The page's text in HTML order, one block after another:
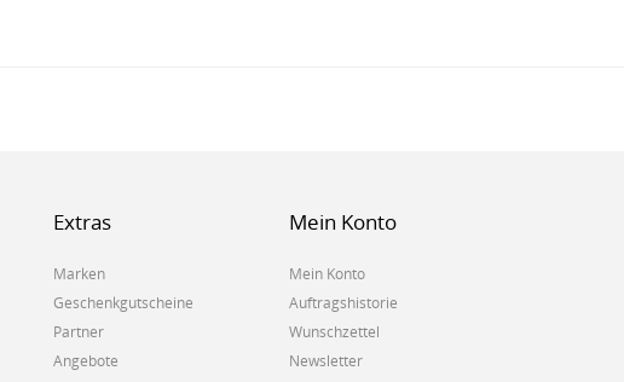
Extras
Marken
Geschenkgutscheine
Partner
Angebote
Mein Konto
Mein Konto
Auftragshistorie
Wunschzettel
Newsletter